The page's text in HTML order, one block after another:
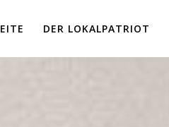
DER LOKALPATRIOT